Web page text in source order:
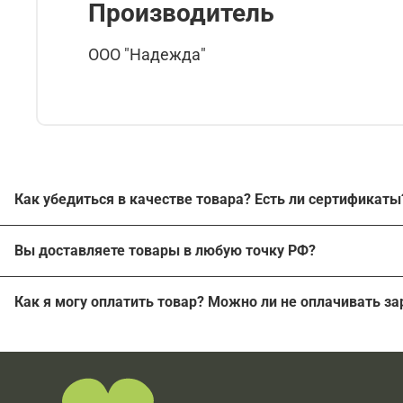
Производитель
ООО "Надежда"
Как убедиться в качестве товара? Есть ли
продажа неоригинальной продукции исключена.
На все товары, подлежащие обязательной
"Документы". Остальные имеющиеся документы в
Вы доставляете товары в любую точку РФ?
Как я могу оплатить товар? Можно ли не оплачивать